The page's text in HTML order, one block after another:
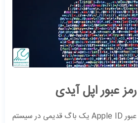
عبور اپل آیدی
علت درخواست مکرر رمز عبور Apple ID یک باگ قدیمی در سیستم